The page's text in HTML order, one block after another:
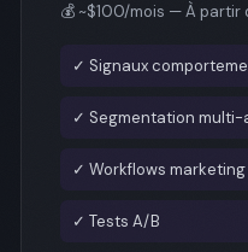
💰 ~$100/mois — À
✓ Signaux
✓ Segmentation
✓ Workflows
✓ Tests A/B